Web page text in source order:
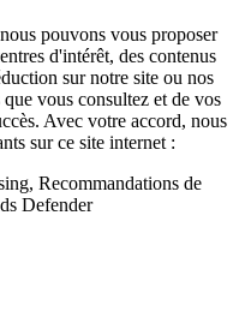
pouvons vous proposer
d'intérêt, des contenus
sur notre site ou nos
vous consultez et de vos
Avec votre accord, nous
sur ce site internet :
Recommandations de
Defender